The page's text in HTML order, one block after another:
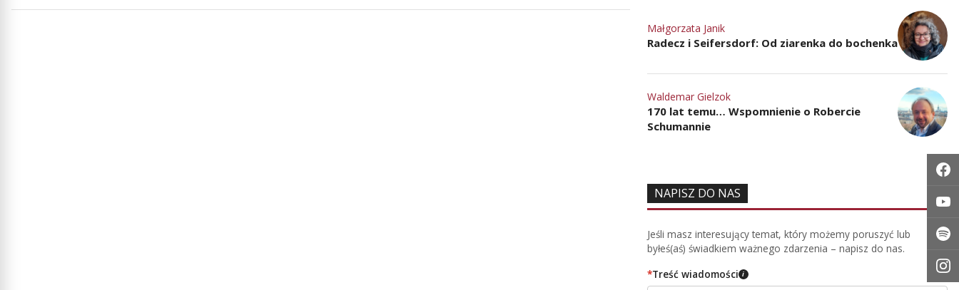
Małgorzata Janik
Radecz i Seifersdorf: Od ziarenka do bochenka
Waldemar Gielzok
170 lat temu… Wspomnienie o Robercie
Schumannie
NAPISZ DO NAS
Jeśli masz interesujący temat, który możemy poruszyć lub
byłeś(aś) świadkiem ważnego zdarzenia – napisz do nas.
*Treść wiadomości i